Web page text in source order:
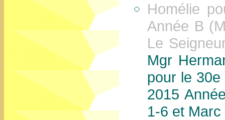
Homélie
Année B
Le
Mgr
pour le
2015
1-6 et